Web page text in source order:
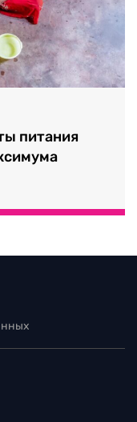
питания